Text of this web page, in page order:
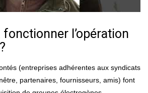
l’opération
(entreprises adhérentes aux syndicats
partenaires, fournisseurs, amis) font